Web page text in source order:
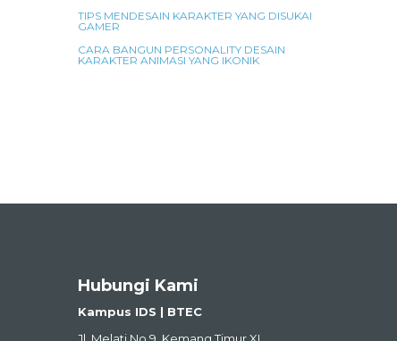
TIPS MENDESAIN KARAKTER YANG DISUKAI
GAMER
CARA BANGUN PERSONALITY DESAIN
KARAKTER ANIMASI YANG IKONIK
Hubungi Kami
Kampus IDS | BTEC
Jl. Melati No.9, Kemang Timur XI,